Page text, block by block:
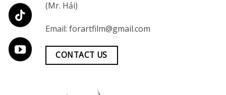
(Mr. Hải)
Email: forartfilm@gmail.com
CONTACT US